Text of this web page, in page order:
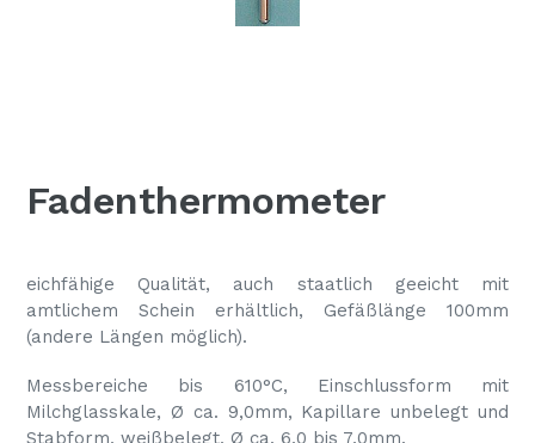
Fadenthermometer
eichfähige Qualität, auch staatlich geeicht mit
amtlichem Schein erhältlich, Gefäßlänge 100mm
(andere Längen möglich).
Messbereiche bis 610°C, Einschlussform mit
Milchglasskale, Ø ca. 9,0mm, Kapillare unbelegt und
Stabform, weißbelegt, Ø ca. 6,0 bis 7,0mm.